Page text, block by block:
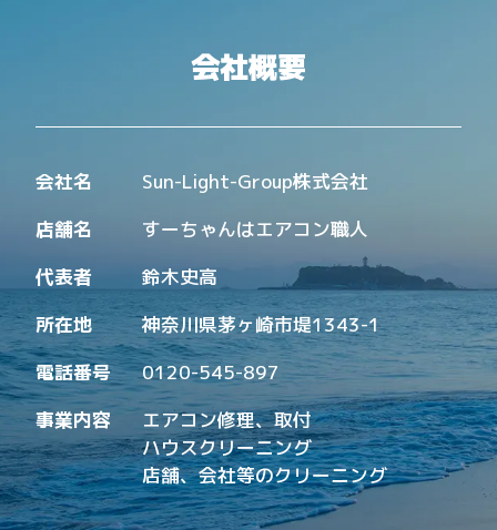
会社概要
会社名
Sun-Light-Group株式会社
店舗名
すーちゃんはエアコン職人
代表者
鈴木史高
所在地
神奈川県茅ヶ崎市堤1343-1
電話番号
0120-545-897
事業内容
エアコン修理、取付
ハウスクリーニング
店舗、会社等のクリーニング